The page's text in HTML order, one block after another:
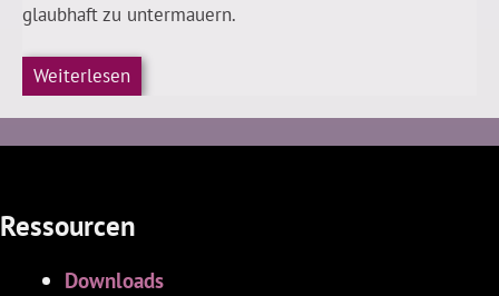
glaubhaft zu untermauern.
Weiterlesen
Ressourcen
Downloads